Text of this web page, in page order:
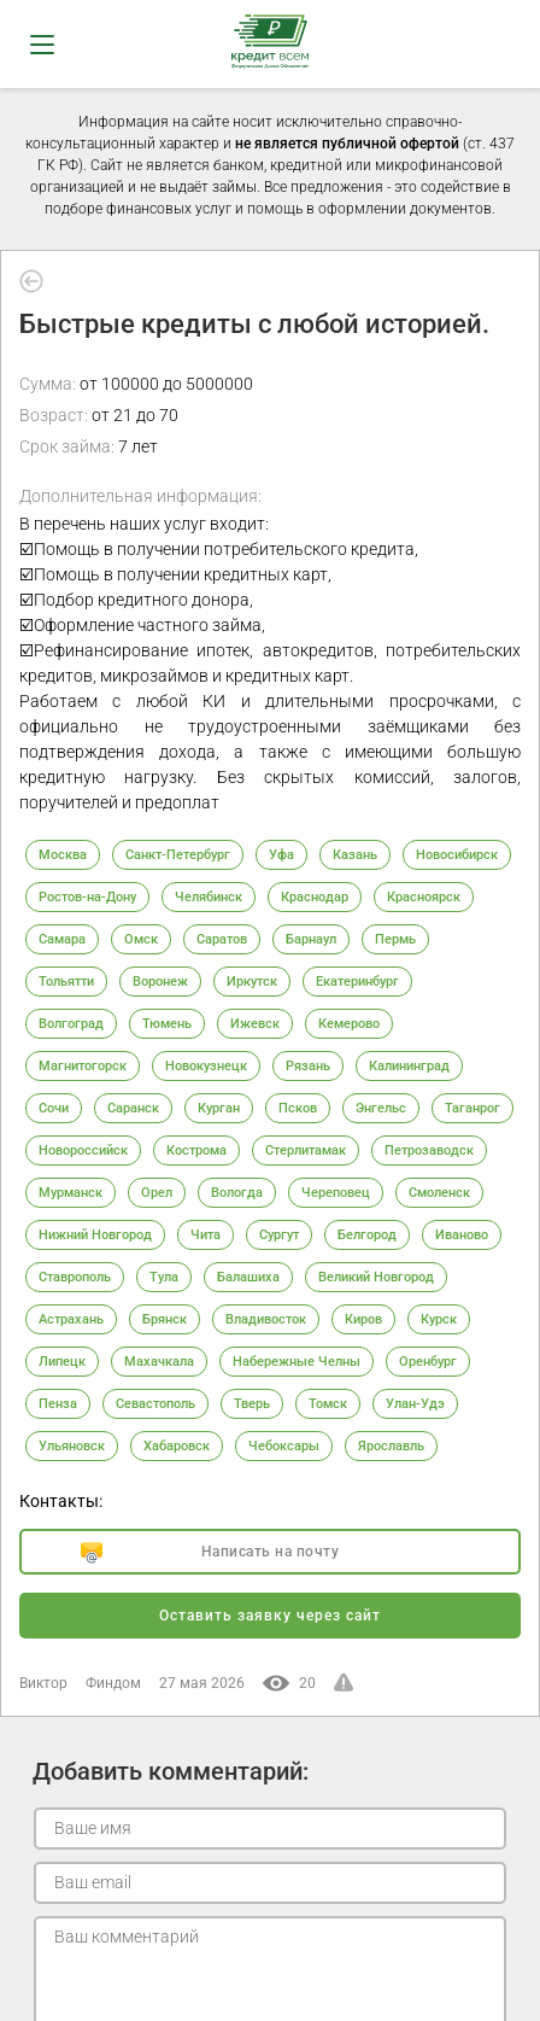
Информация на сайте носит исключительно справочно-
консультационный характер и не является публичной офертой (ст. 437
ГК РФ). Сайт не является банком, кредитной или микрофинансовой
организацией и не выдаёт займы. Все предложения - это содействие в
подборе финансовых услуг и помощь в оформлении документов.
Быстрые кредиты с любой историей.
Сумма: от 100000 до 5000000
Возраст: от 21 до 70
Срок займа: 7 лет
Дополнительная информация:
В перечень наших услуг входит:
☑️Помощь в получении потребительского кредита,
☑️Помощь в получении кредитных карт,
☑️Подбор кредитного донора,
☑️Оформление частного займа,
☑️Рефинансирование ипотек, автокредитов, потребительских
кредитов, микрозаймов и кредитных карт.
Работаем с любой КИ и длительными просрочками, с
официально не трудоустроенными заёмщиками без
подтверждения дохода, а также с имеющими большую
кредитную нагрузку. Без скрытых комиссий, залогов,
поручителей и предоплат
Москва Санкт-Петербург Уфа Казань Новосибирск
Ростов-на-Дону Челябинск Краснодар Красноярск
Самара Омск Саратов Барнаул Пермь
Тольятти Воронеж Иркутск Екатеринбург
Волгоград Тюмень Ижевск Кемерово
Магнитогорск Новокузнецк Рязань Калининград
Сочи Саранск Курган Псков Энгельс Таганрог
Новороссийск Кострома Стерлитамак Петрозаводск
Мурманск Орел Вологда Череповец Смоленск
Нижний Новгород Чита Сургут Белгород Иваново
Ставрополь Тула Балашиха Великий Новгород
Астрахань Брянск Владивосток Киров Курск
Липецк Махачкала Набережные Челны Оренбург
Пенза Севастополь Тверь Томск Улан-Удэ
Ульяновск Хабаровск Чебоксары Ярославль
Контакты:
Написать на почту
Оставить заявку через сайт
Виктор Финдом 27 мая 2026 20
Добавить комментарий: